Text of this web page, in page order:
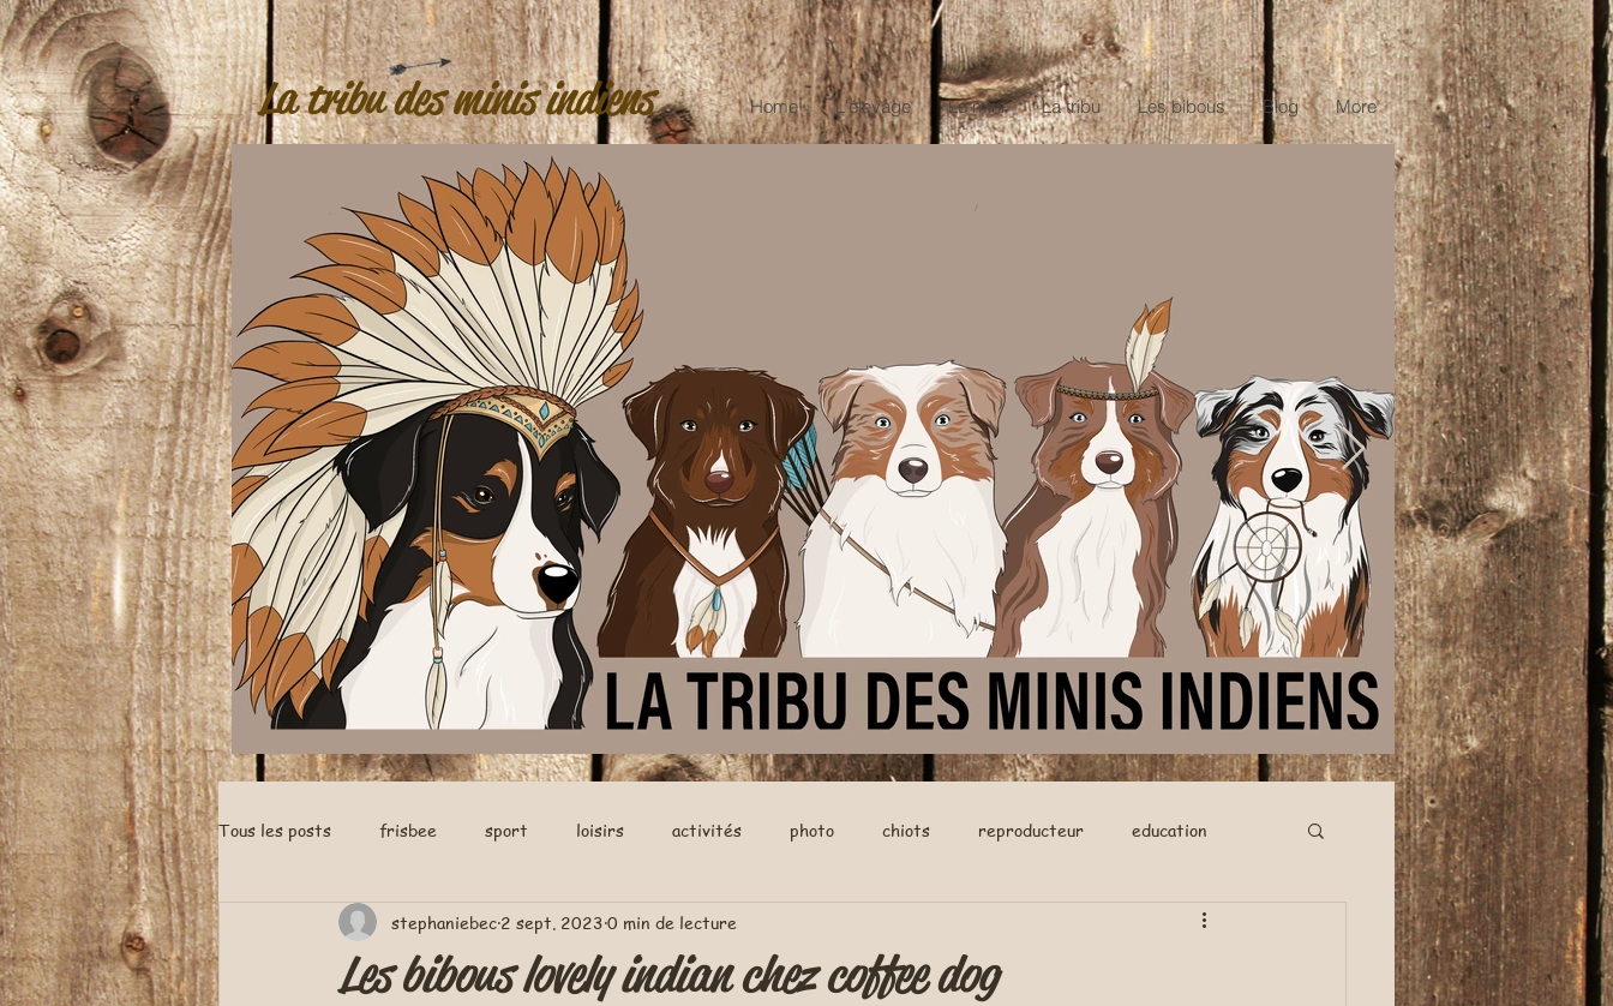
La tribu des minis indiens Home L'élevage Le mini La tribu Les bibous Blog More
Tous les posts frisbee sport loisirs activités photo chiots reproducteur education
nés a la maison
Les bibous lovely indian chez coffee dog
stephaniebec 2 sept. 2023 0 min de lecture